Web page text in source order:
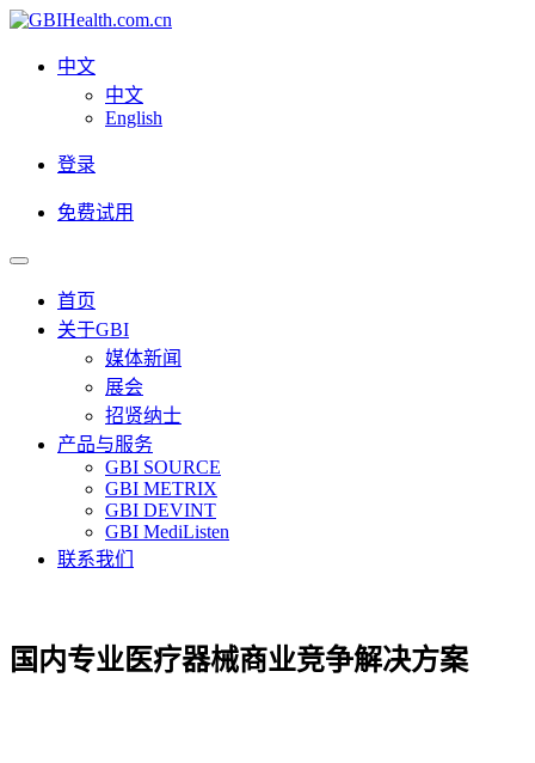
中文
中文
English
登录
免费试用
首页
关于GBI
媒体新闻
展会
招贤纳士
产品与服务
GBI SOURCE
GBI METRIX
GBI DEVINT
GBI MediListen
联系我们
国内专业医疗器械商业竞争解决方案